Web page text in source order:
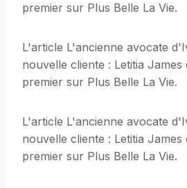
premier sur Plus Belle La Vie.
L'article L'ancienne avocate
nouvelle cliente : Letitia
premier sur Plus Belle La Vie.
L'article L'ancienne avocate
nouvelle cliente : Letitia
premier sur Plus Belle La Vie.